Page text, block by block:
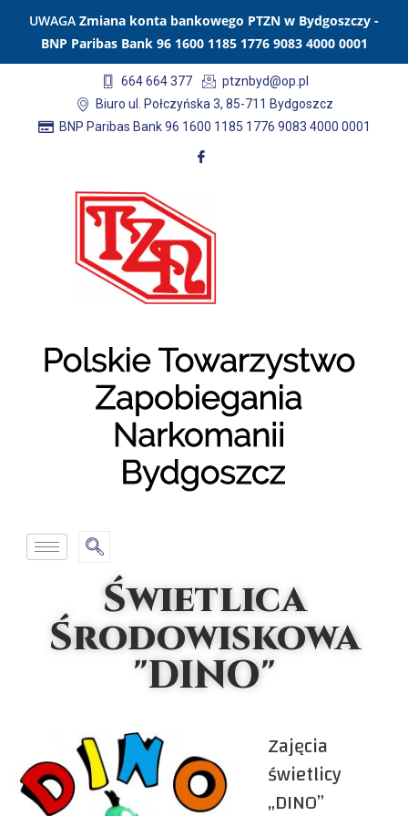
UWAGA Zmiana konta bankowego PTZN w Bydgoszczy -
BNP Paribas Bank 96 1600 1185 1776 9083 4000 0001
664 664 377
ptznbyd@op.pl
Biuro ul. Połczyńska 3, 85-711 Bydgoszcz
BNP Paribas Bank 96 1600 1185 1776 9083 4000 0001
Świetlica
Środowiskowa
"DINO"
Zajęcia
świetlicy
„DINO”